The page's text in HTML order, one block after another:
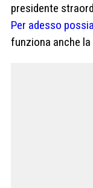
presidente
Per adesso
funziona anche